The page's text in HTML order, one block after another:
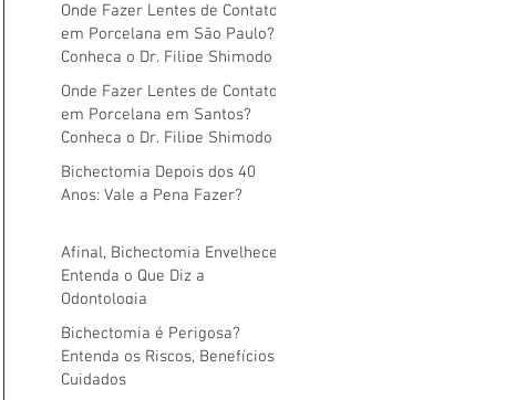
Onde Fazer Lentes de Contato
em Porcelana em São Paulo?
Conheça o Dr. Filipe Shimodo
Onde Fazer Lentes de Contato
em Porcelana em Santos?
Conheça o Dr. Filipe Shimodo
Bichectomia Depois dos 40
Anos: Vale a Pena Fazer?
Afinal, Bichectomia Envelhece?
Entenda o Que Diz a
Odontologia
Bichectomia é Perigosa?
Entenda os Riscos, Benefícios e
Cuidados